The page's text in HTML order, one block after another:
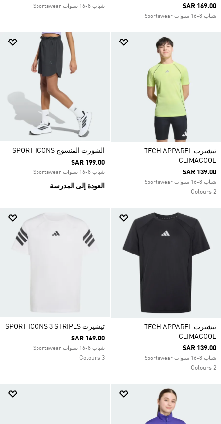
SAR 169.00
شباب 8-16 سنوات Sportswear
شباب 8-16 سنوات Sportswear
تيشيرت TECH APPAREL
CLIMACOOL
SAR 139.00
شباب 8-16 سنوات Sportswear
2 Colours
الشورت المنسوج SPORT ICONS
SAR 199.00
شباب 8-16 سنوات Sportswear
العودة إلى المدرسة
تيشيرت TECH APPAREL
CLIMACOOL
SAR 139.00
شباب 8-16 سنوات Sportswear
2 Colours
تيشيرت SPORT ICONS 3 STRIPES
SAR 169.00
شباب 8-16 سنوات Sportswear
3 Colours